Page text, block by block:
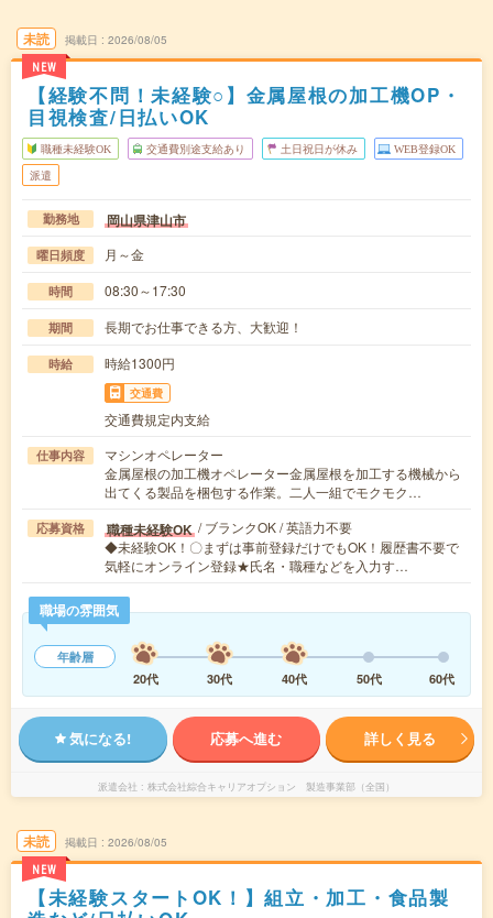
未読
NEW
掲載日 2026/08/05
【経験不問！未経験○】金属屋根の加工機OP・
目視検査/日払いOK
職種未経験OK 交通費別途支給あり 土日祝日が休み WEB登録OK
派遣
勤務地 岡山県津山市
曜日頻度 月～金
時間 08:30～17:30
期間 長期でお仕事できる方、大歓迎！
時給 時給1300円
交通費
交通費規定内支給
仕事内容
マシンオペレーター
金属屋根の加工機オペレーター金属屋根を加工する機械から
出てくる製品を梱包する作業。二人一組でモクモク…
応募資格 職種未経験OK / ブランクOK / 英語力不要
◆未経験OK！〇まずは事前登録だけでもOK！履歴書不要で
気軽にオンライン登録★氏名・職種などを入力す…
職場の雰囲気
年齢層
20代
30代 40代 50代 60代
気になる! 応募へ進む 詳しく見る
派遣会社 株式会社綜合キャリアオプション 製造事業部（全国）
未読
NEW
掲載日 2026/08/05
【未経験スタートOK！】組立・加工・食品製